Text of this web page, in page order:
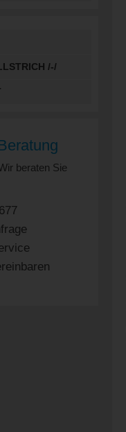
/-/
beraten Sie